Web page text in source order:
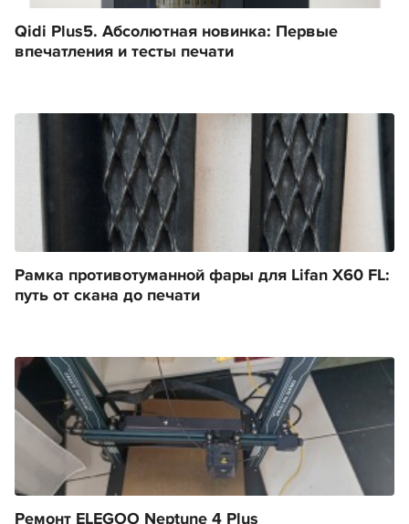
Qidi Plus5. Абсолютная новинка: Первые
впечатления и тесты печати
Рамка противотуманной фары для Lifan X60 FL:
путь от скана до печати
Ремонт ELEGOO Neptune 4 Plus